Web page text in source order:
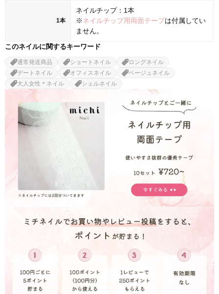
1本
ネイルチップ：1本
※ネイルチップ用両面テープは付属してい
ません。
このネイルに関するキーワード
通常発送商品 ショートネイル
ロングネイル
デートネイル
オフィスネイル
ベージュネイル
大人女性＊ネイル
シェルネイル